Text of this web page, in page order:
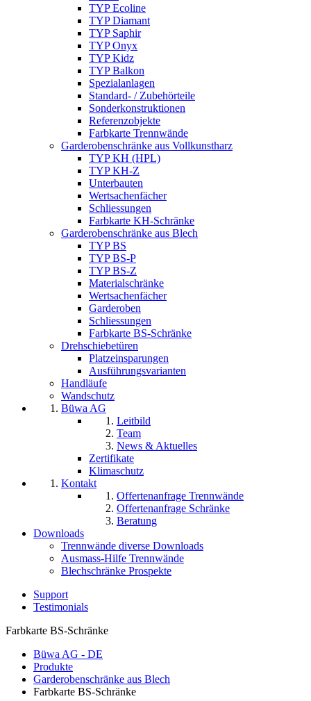
TYP Ecoline
TYP Diamant
TYP Saphir
TYP Onyx
TYP Kidz
TYP Balkon
Spezialanlagen
Standard- / Zubehörteile
Sonderkonstruktionen
Referenzobjekte
Farbkarte Trennwände
Garderobenschränke aus Vollkunstharz
TYP KH (HPL)
TYP KH-Z
Unterbauten
Wertsachenfächer
Schliessungen
Farbkarte KH-Schränke
Garderobenschränke aus Blech
TYP BS
TYP BS-P
TYP BS-Z
Materialschränke
Wertsachenfächer
Garderoben
Schliessungen
Farbkarte BS-Schränke
Drehschiebetüren
Platzeinsparungen
Ausführungsvarianten
Handläufe
Wandschutz
Büwa AG
Leitbild
Team
News & Aktuelles
Zertifikate
Klimaschutz
Kontakt
Offertenanfrage Trennwände
Offertenanfrage Schränke
Beratung
Downloads
Trennwände diverse Downloads
Ausmass-Hilfe Trennwände
Blechschränke Prospekte
Support
Testimonials
Farbkarte BS-Schränke
Büwa AG - DE
Produkte
Garderobenschränke aus Blech
Farbkarte BS-Schränke